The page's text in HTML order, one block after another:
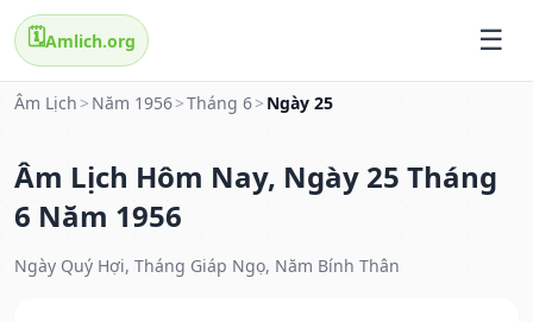
🗓️Amlich.org
Âm Lịch > Năm 1956>Tháng 6> Ngày 25
Âm Lịch Hôm Nay, Ngày 25 Tháng
6 Năm 1956
Ngày Quý Hợi, Tháng Giáp Ngọ, Năm Bính Thân